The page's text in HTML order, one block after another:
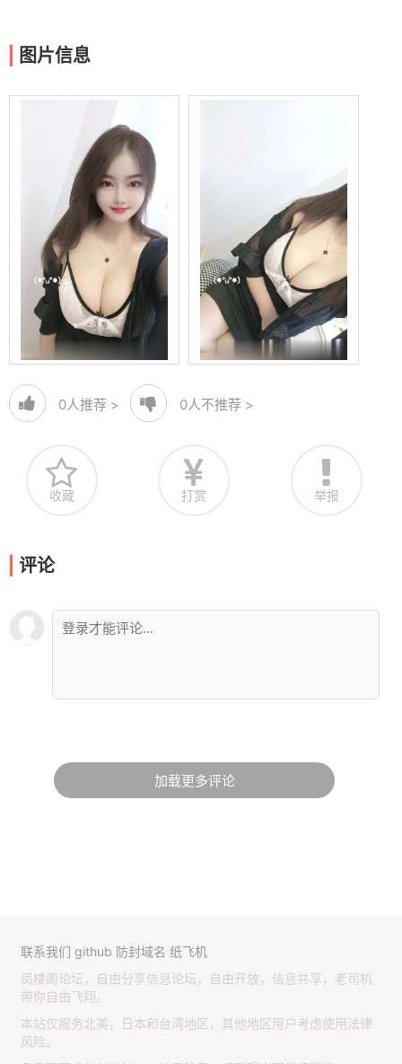
图片信息
0人推荐 > 0人不推荐 >
收藏 打赏 举报
评论
加载更多评论
联系我们 github 防封域名 纸飞机
凤楼阁论坛，自由分享信息论坛，自由开放，信息共享，老司机
带你自由飞翔。
本站仅服务北美，日本和台湾地区，其他地区用户考虑使用法律
风险。